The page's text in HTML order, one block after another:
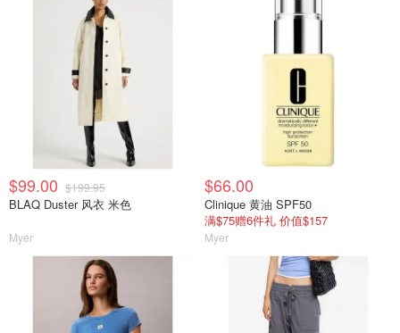
$99.00 $199.95
BLAQ Duster 风衣 米色
Myer
$66.00
Clinique 黄油 SPF50
满$75赠6件礼 价值$157
Myer